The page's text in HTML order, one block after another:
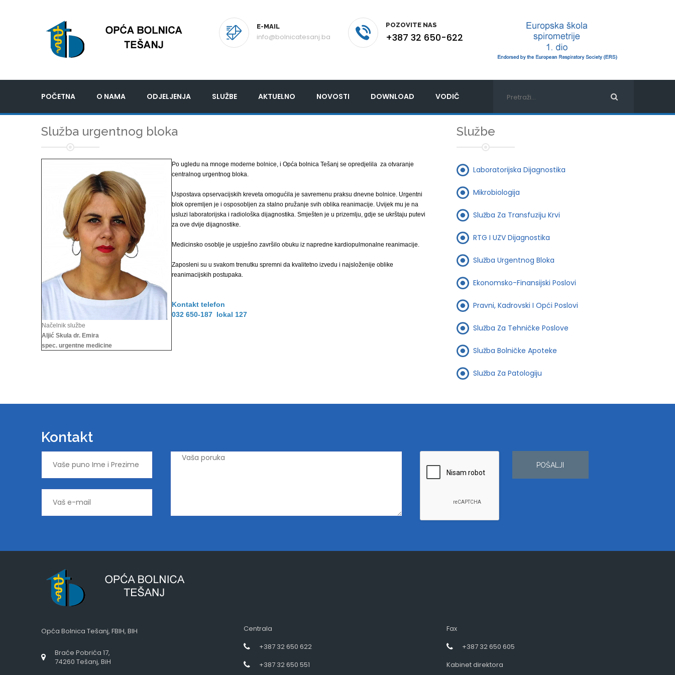
E-MAIL
info@bolnicatesanj.ba
POZOVITE NAS
+387 32 650-622
POČETNA O NAMA ODJELJENJA SLUŽBE AKTUELNO NOVOSTI DOWNLOAD VODIČ
Služba urgentnog bloka
Načelnik službe
Aljić Skula dr. Emira
spec. urgentne medicine
Po ugledu na mnoge moderne bolnice, i Opća bolnica Tešanj se opredjelila za otvaranje
centralnog urgentnog bloka.
Uspostava opservacijskih kreveta omogućila je savremenu praksu dnevne bolnice. Urgentni
blok opremljen je i osposobljen za stalno pružanje svih oblika reanimacije. Uvijek mu je na
usluzi laboratorijska i radiološka dijagnostika. Smješten je u prizemlju, gdje se ukrštaju putevi
za ove dvije dijagnostike.
Medicinsko osoblje je uspješno završilo obuku iz napredne kardiopulmonalne reanimacije.
Zaposleni su u svakom trenutku spremni da kvalitetno izvedu i najsloženije oblike
reanimacijskih postupaka.
Kontakt telefon
032 650-187 lokal 127
Službe
Laboratorijska Dijagnostika
Mikrobiologija
Služba Za Transfuziju Krvi
RTG I UZV Dijagnostika
Služba Urgentnog Bloka
Ekonomsko-Finansijski Poslovi
Pravni, Kadrovski I Opći Poslovi
Služba Za Tehničke Poslove
Služba Bolničke Apoteke
Služba Za Patologiju
Kontakt
POŠALJI
Opća Bolnica Tešanj, FBIH, BIH
Braće Pobrića 17,
74260 Tešanj, BiH
Centrala
+387 32 650 622
+387 32 650 551
Fax
+387 32 650 605
Kabinet direktora